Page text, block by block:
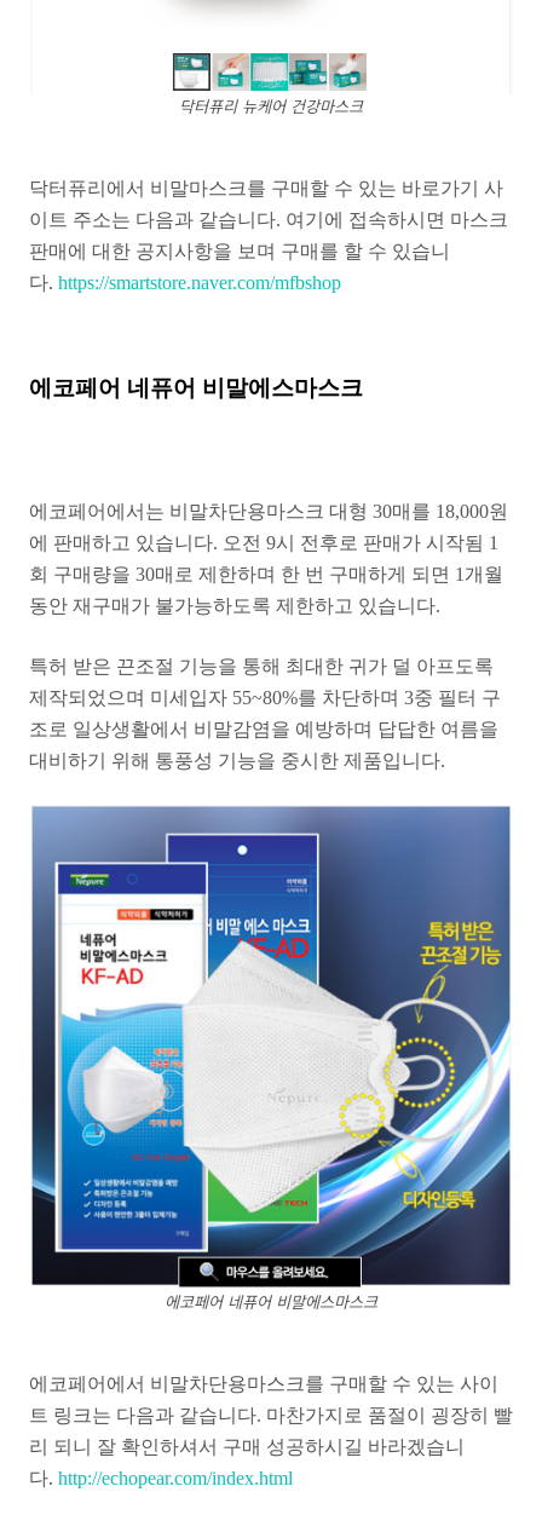
닥터퓨리 뉴케어 건강마스크
닥터퓨리에서 비말마스크를 구매할 수 있는 바로가기 사
이트 주소는 다음과 같습니다. 여기에 접속하시면 마스크
판매에 대한 공지사항을 보며 구매를 할 수 있습니
다. https://smartstore.naver.com/mfbshop
에코페어 네퓨어 비말에스마스크
에코페어에서는 비말차단용마스크 대형 30매를 18,000원
에 판매하고 있습니다. 오전 9시 전후로 판매가 시작됨 1
회 구매량을 30매로 제한하며 한 번 구매하게 되면 1개월
동안 재구매가 불가능하도록 제한하고 있습니다.
특허 받은 끈조절 기능을 통해 최대한 귀가 덜 아프도록
제작되었으며 미세입자 55~80%를 차단하며 3중 필터 구
조로 일상생활에서 비말감염을 예방하며 답답한 여름을
대비하기 위해 통풍성 기능을 중시한 제품입니다.
에코페어 네퓨어 비말에스마스크
에코페어에서 비말차단용마스크를 구매할 수 있는 사이
트 링크는 다음과 같습니다. 마찬가지로 품절이 굉장히 빨
리 되니 잘 확인하셔서 구매 성공하시길 바라겠습니
다. http://echopear.com/index.html